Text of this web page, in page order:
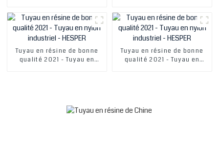
Tuyau en résine de bonne
qualité 2021 - Tuyau en
Tuyau en résine de bonne
qualité 2021 - Tuyau en